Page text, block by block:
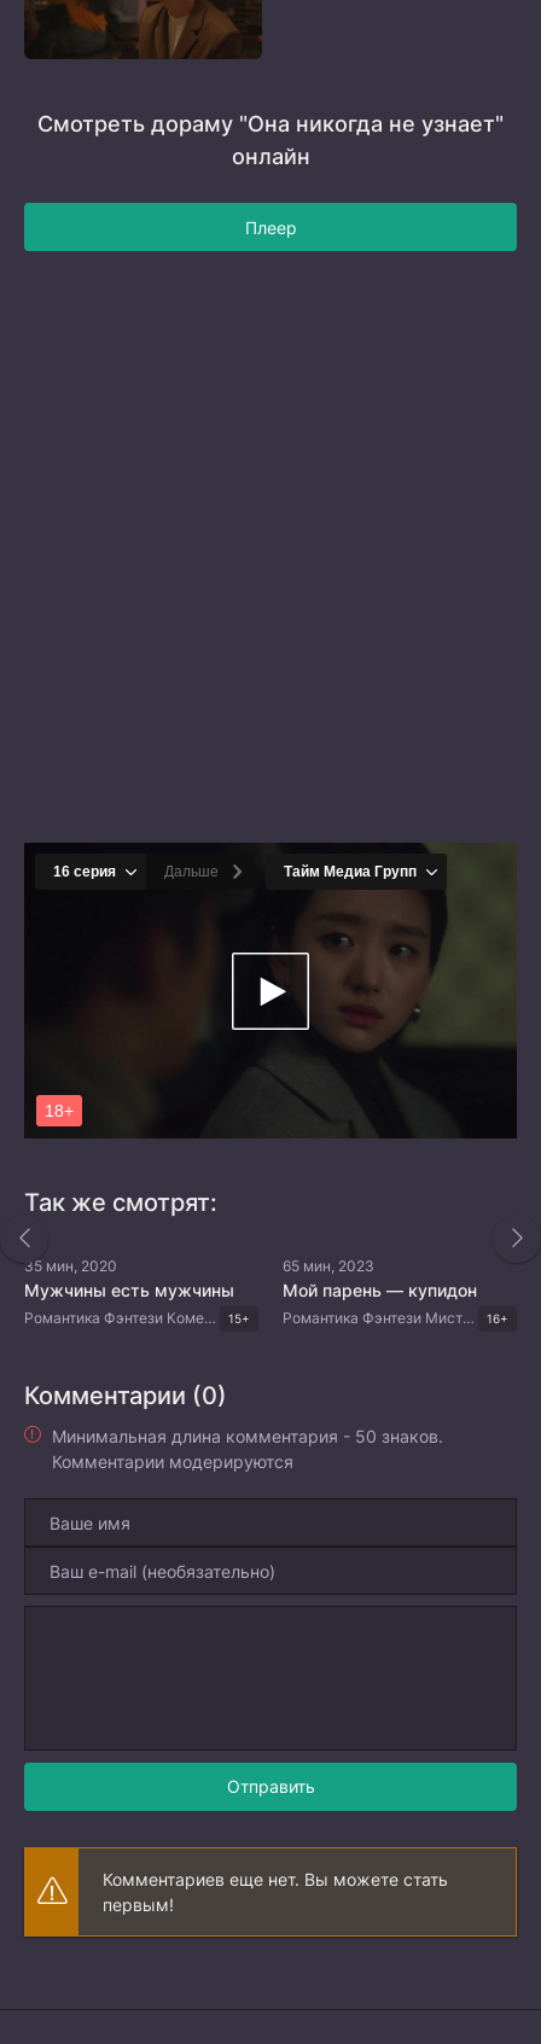
Смотреть дораму "Она никогда не узнает"
онлайн
Плеер
Так же смотрят:
35 мин, 2020
Мужчины есть мужчины
Романтика Фэнтези Комедия Драма Корейские дорамы 15+
65 мин, 2023
Мой парень — купидон
Романтика Фэнтези Мистика Комедия Корейские дорамы 16+
Комментарии (0)
Минимальная длина комментария - 50 знаков.
Комментарии модерируются
Отправить
Комментариев еще нет. Вы можете стать
первым!